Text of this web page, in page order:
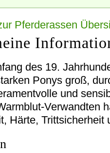
Pferderassen
des 19.
Ponys groß,
und
Verwandten
Härte,